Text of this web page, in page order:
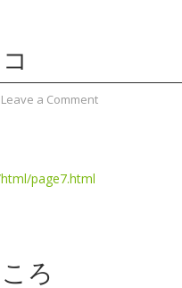
Leave a Comment
page7.html
ろ